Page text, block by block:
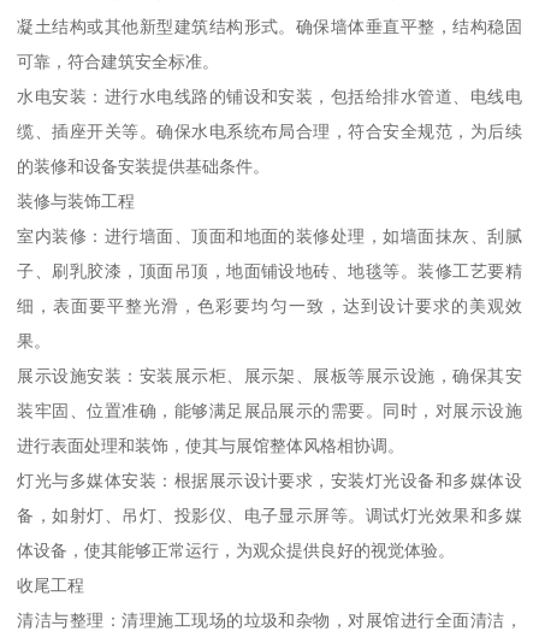
凝土结构或其他新型建筑结构形式。确保墙体垂直平整，结构稳固
可靠，符合建筑安全标准。
水电安装：进行水电线路的铺设和安装，包括给排水管道、电线电
缆、插座开关等。确保水电系统布局合理，符合安全规范，为后续
的装修和设备安装提供基础条件。
装修与装饰工程
室内装修：进行墙面、顶面和地面的装修处理，如墙面抹灰、刮腻
子、刷乳胶漆，顶面吊顶，地面铺设地砖、地毯等。装修工艺要精
细，表面要平整光滑，色彩要均匀一致，达到设计要求的美观效
果。
展示设施安装：安装展示柜、展示架、展板等展示设施，确保其安
装牢固、位置准确，能够满足展品展示的需要。同时，对展示设施
进行表面处理和装饰，使其与展馆整体风格相协调。
灯光与多媒体安装：根据展示设计要求，安装灯光设备和多媒体设
备，如射灯、吊灯、投影仪、电子显示屏等。调试灯光效果和多媒
体设备，使其能够正常运行，为观众提供良好的视觉体验。
收尾工程
清洁与整理：清理施工现场的垃圾和杂物，对展馆进行全面清洁，